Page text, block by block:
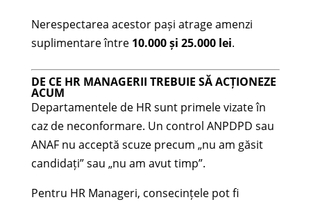
Nerespectarea acestor pași atrage amenzi
suplimentare între 10.000 și 25.000 lei.
DE CE HR MANAGERII TREBUIE SĂ ACȚIONEZE
ACUM
Departamentele de HR sunt primele vizate în
caz de neconformare. Un control ANPDPD sau
ANAF nu acceptă scuze precum „nu am găsit
candidați” sau „nu am avut timp”.
Pentru HR Manageri, consecințele pot fi